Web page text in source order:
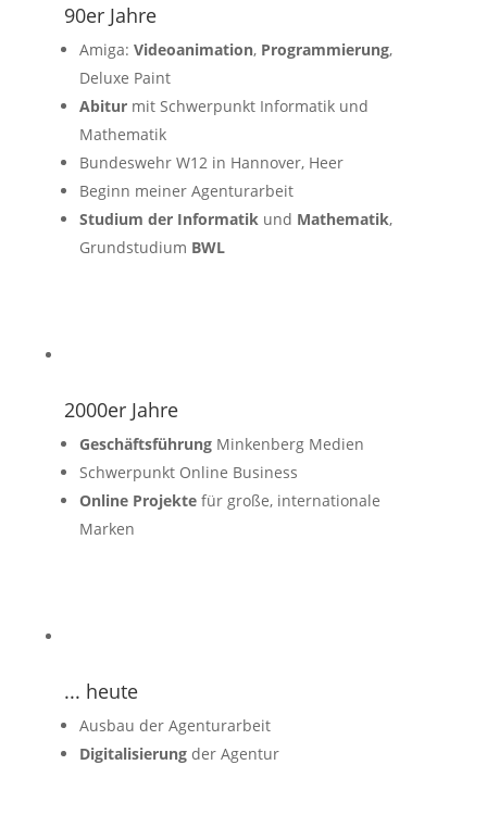
90er Jahre
Amiga: Videoanimation, Programmierung,
Deluxe Paint
Abiturmit Schwerpunkt Informatik und
Mathematik
Bundeswehr W12 in Hannover, Heer
Beginn meiner Agenturarbeit
Studium der Informatikund Mathematik,
Grundstudium BWL
2000er Jahre
GeschäftsführungMinkenberg Medien
Schwerpunkt Online Business
Online Projektefür große, internationale
Marken
... heute
Ausbau der Agenturarbeit
Digitalisierungder Agentur